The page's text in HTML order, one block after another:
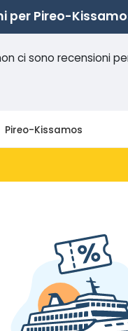
per Pireo-
ci sono recensioni
Pireo-Kissamos